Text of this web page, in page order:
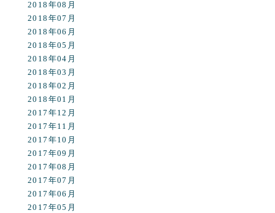
2018年08月
2018年07月
2018年06月
2018年05月
2018年04月
2018年03月
2018年02月
2018年01月
2017年12月
2017年11月
2017年10月
2017年09月
2017年08月
2017年07月
2017年06月
2017年05月